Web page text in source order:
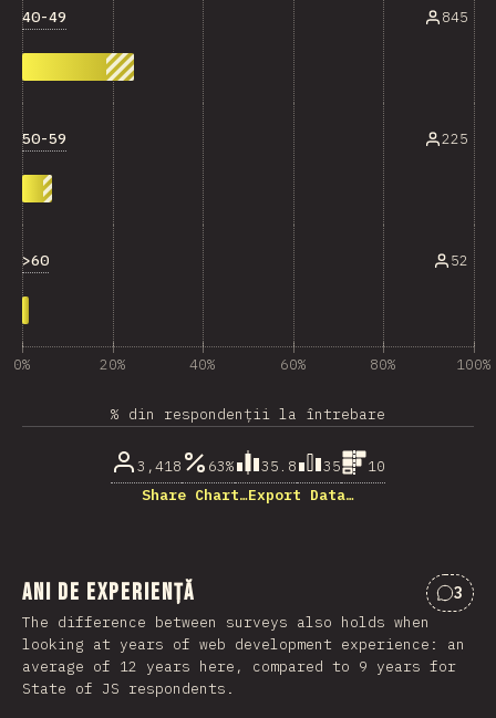
40-49 845
50-59 225
>60 52
0% 20% 40% 60% 80% 100%
% din respondenții la întrebare
3,418 63% 35.8 35
10
Share Chart…Export Data…
Ani de experiență 3
The difference between surveys also holds when
looking at years of web development experience: an
average of 12 years here, compared to 9 years for
State of JS respondents.